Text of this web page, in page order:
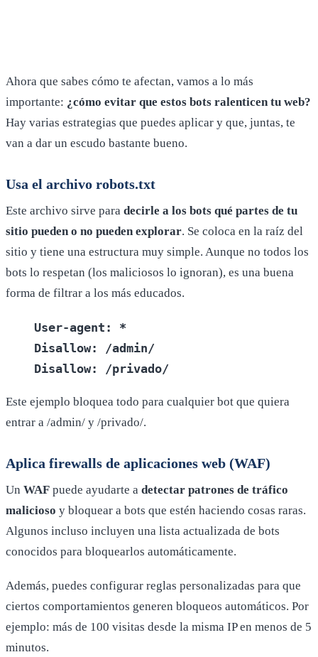
Ahora que sabes cómo te afectan, vamos a lo más
importante: ¿cómo evitar que estos bots ralenticen tu web?
Hay varias estrategias que puedes aplicar y que, juntas, te
van a dar un escudo bastante bueno.
Usa el archivo robots.txt
Este archivo sirve para decirle a los bots qué partes de tu
sitio pueden o no pueden explorar. Se coloca en la raíz del
sitio y tiene una estructura muy simple. Aunque no todos los
bots lo respetan (los maliciosos lo ignoran), es una buena
forma de filtrar a los más educados.
User-agent: *
Disallow: /admin/
Disallow: /privado/
Este ejemplo bloquea todo para cualquier bot que quiera
entrar a /admin/ y /privado/.
Aplica firewalls de aplicaciones web (WAF)
Un WAF puede ayudarte a detectar patrones de tráfico
malicioso y bloquear a bots que estén haciendo cosas raras.
Algunos incluso incluyen una lista actualizada de bots
conocidos para bloquearlos automáticamente.
Además, puedes configurar reglas personalizadas para que
ciertos comportamientos generen bloqueos automáticos. Por
ejemplo: más de 100 visitas desde la misma IP en menos de 5
minutos.